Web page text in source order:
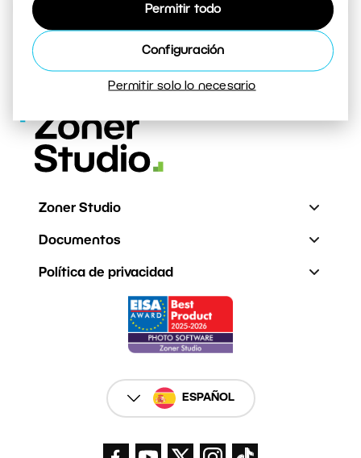
Permitir todo
Configuración
Permitir solo lo necesario
Crear una cuenta gratis
¿Ya tienes una cuenta? Iniciar sesión
Zoner Studio
Documentos
Política de privacidad
ESPAÑOL